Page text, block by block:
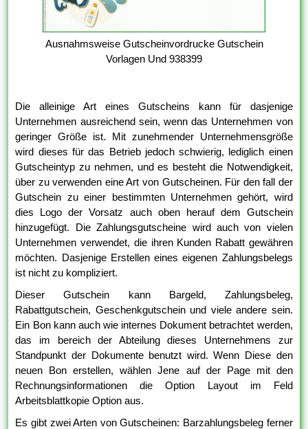
Ausnahmsweise Gutscheinvordrucke Gutschein
Vorlagen Und 938399
Die alleinige Art eines Gutscheins kann für dasjenige
Unternehmen ausreichend sein, wenn das Unternehmen von
geringer Größe ist. Mit zunehmender Unternehmensgröße
wird dieses für das Betrieb jedoch schwierig, lediglich einen
Gutscheintyp zu nehmen, und es besteht die Notwendigkeit,
über zu verwenden eine Art von Gutscheinen. Für den fall der
Gutschein zu einer bestimmten Unternehmen gehört, wird
dies Logo der Vorsatz auch oben herauf dem Gutschein
hinzugefügt. Die Zahlungsgutscheine wird auch von vielen
Unternehmen verwendet, die ihren Kunden Rabatt gewähren
möchten. Dasjenige Erstellen eines eigenen Zahlungsbelegs
ist nicht zu kompliziert.
Dieser Gutschein kann Bargeld, Zahlungsbeleg,
Rabattgutschein, Geschenkgutschein und viele andere sein.
Ein Bon kann auch wie internes Dokument betrachtet werden,
das im bereich der Abteilung dieses Unternehmens zur
Standpunkt der Dokumente benutzt wird. Wenn Diese den
neuen Bon erstellen, wählen Jene auf der Page mit den
Rechnungsinformationen die Option Layout im Feld
Arbeitsblattkopie Option aus.
Es gibt zwei Arten von Gutscheinen: Barzahlungsbeleg ferner